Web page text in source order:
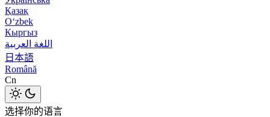
Қазақ
Оʻzbek
Кыргыз
اللغة العربية
日本語
Română
Cn
选择你的语言